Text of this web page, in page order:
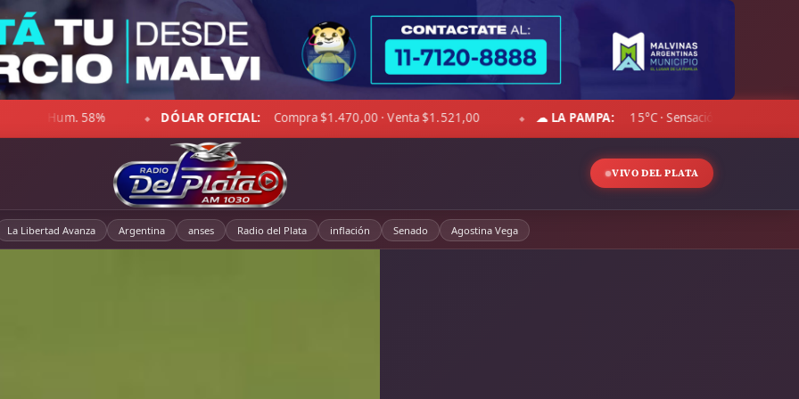
9°C · Cielo despejado · Viento 18 km/h · Hum. 28% ◆ DÓLAR BLUE: Compra $1.492,00 · Venta $1.525,00 ◆
VIVO DEL PLATA
La Libertad Avanza Argentina anses Radio del Plata inflación Senado Agostina Vega